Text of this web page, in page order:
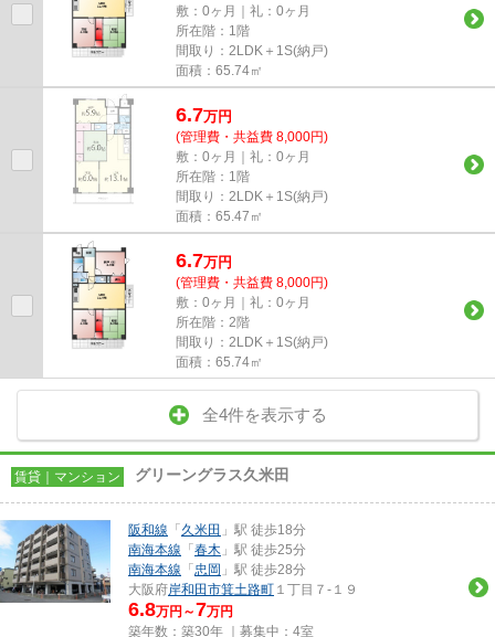
敷：0ヶ月｜礼：0ヶ月
所在階：1階
間取り：2LDK＋1S(納戸)
面積：65.74㎡
6.7万円
(管理費・共益費 8,000円)
敷：0ヶ月｜礼：0ヶ月
所在階：1階
間取り：2LDK＋1S(納戸)
面積：65.47㎡
6.7万円
(管理費・共益費 8,000円)
敷：0ヶ月｜礼：0ヶ月
所在階：2階
間取り：2LDK＋1S(納戸)
面積：65.74㎡
全4件を表示する
賃貸｜マンション グリーングラス久米田
阪和線 「 久米田 」駅 徒歩18分
南海本線 「 春木 」駅 徒歩25分
南海本線 「 忠岡 」駅 徒歩28分
大阪府岸和田市箕土路町 １丁目７-１９
6.8万円～7万円
築年数：築30年 ｜募集中： 4室